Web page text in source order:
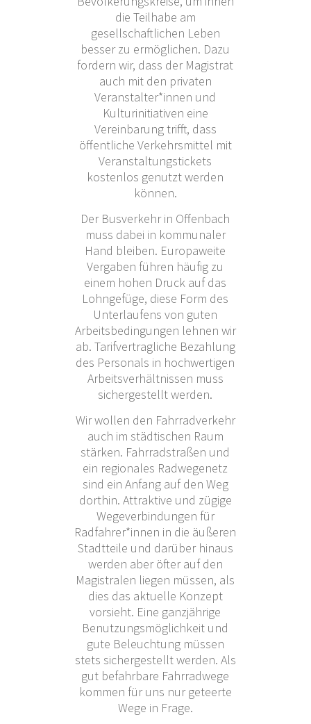
die Teilhabe am
gesellschaftlichen Leben
besser zu ermöglichen. Dazu
fordern wir, dass der Magistrat
auch mit den privaten
Veranstalter*innen und
Kulturinitiativen eine
Vereinbarung trifft, dass
öffentliche Verkehrsmittel mit
Veranstaltungstickets
kostenlos genutzt werden
können.
Der Busverkehr in Offenbach
muss dabei in kommunaler
Hand bleiben. Europaweite
Vergaben führen häufig zu
einem hohen Druck auf das
Lohngefüge, diese Form des
Unterlaufens von guten
Arbeitsbedingungen lehnen wir
ab. Tarifvertragliche Bezahlung
des Personals in hochwertigen
Arbeitsverhältnissen muss
sichergestellt werden.
Wir wollen den Fahrradverkehr
auch im städtischen Raum
stärken. Fahrradstraßen und
ein regionales Radwegenetz
sind ein Anfang auf den Weg
dorthin. Attraktive und zügige
Wegeverbindungen für
Radfahrer*innen in die äußeren
Stadtteile und darüber hinaus
werden aber öfter auf den
Magistralen liegen müssen, als
dies das aktuelle Konzept
vorsieht. Eine ganzjährige
Benutzungsmöglichkeit und
gute Beleuchtung müssen
stets sichergestellt werden. Als
gut befahrbare Fahrradwege
kommen für uns nur geteerte
Wege in Frage.